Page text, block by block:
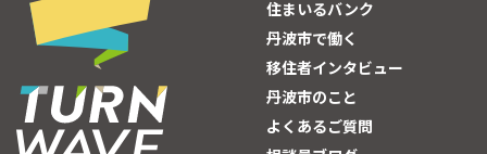
住まいるバンク
丹波市で働く
移住者インタビュー
丹波市のこと
よくあるご質問